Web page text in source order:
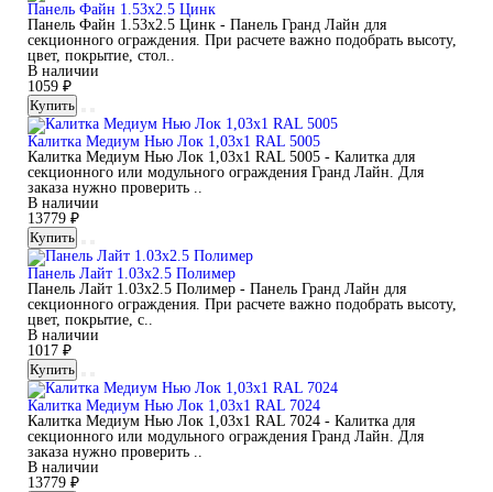
Панель Файн 1.53x2.5 Цинк
Панель Файн 1.53x2.5 Цинк - Панель Гранд Лайн для
секционного ограждения. При расчете важно подобрать высоту,
цвет, покрытие, стол..
В наличии
1059 ₽
Купить
Калитка Медиум Нью Лок 1,03х1 RAL 5005
Калитка Медиум Нью Лок 1,03х1 RAL 5005 - Калитка для
секционного или модульного ограждения Гранд Лайн. Для
заказа нужно проверить ..
В наличии
13779 ₽
Купить
Панель Лайт 1.03x2.5 Полимер
Панель Лайт 1.03x2.5 Полимер - Панель Гранд Лайн для
секционного ограждения. При расчете важно подобрать высоту,
цвет, покрытие, с..
В наличии
1017 ₽
Купить
Калитка Медиум Нью Лок 1,03х1 RAL 7024
Калитка Медиум Нью Лок 1,03х1 RAL 7024 - Калитка для
секционного или модульного ограждения Гранд Лайн. Для
заказа нужно проверить ..
В наличии
13779 ₽